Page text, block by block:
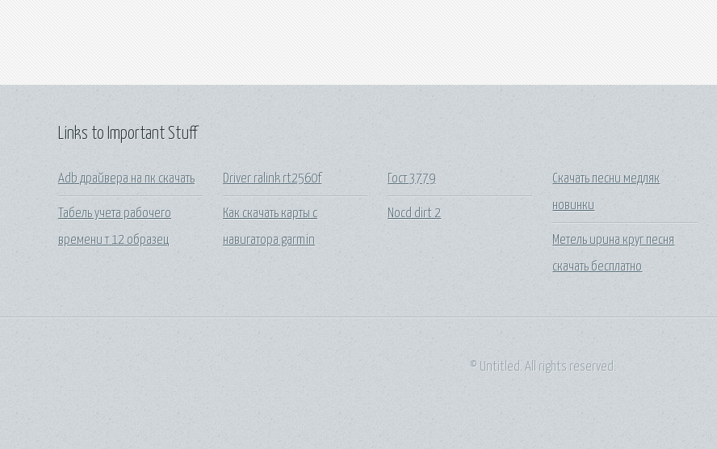
Links to Important Stuff
Adb драйвера на пк скачать
Табель учета рабочего
времени т 12 образец
Driver ralink rt2560f
Как скачать карты с
навигатора garmin
Гост 3779
Nocd dirt 2
Скачать песни медляк
новинки
Метель ирина круг песня
скачать бесплатно
© Untitled. All rights reserved.